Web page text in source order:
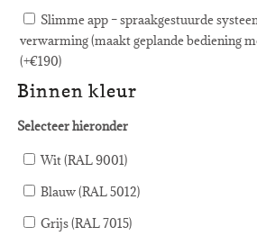
Slimme app – spraakgestuurde
verwarming (maakt geplande bediening
(+€190)
Binnen kleur
Selecteer hieronder
Wit (RAL 9001)
Blauw (RAL 5012)
Grijs (RAL 7015)